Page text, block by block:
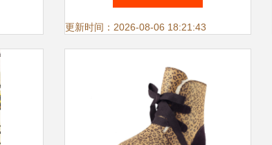
角看行业重塑
更新时间：2026-08-06 18:21:43